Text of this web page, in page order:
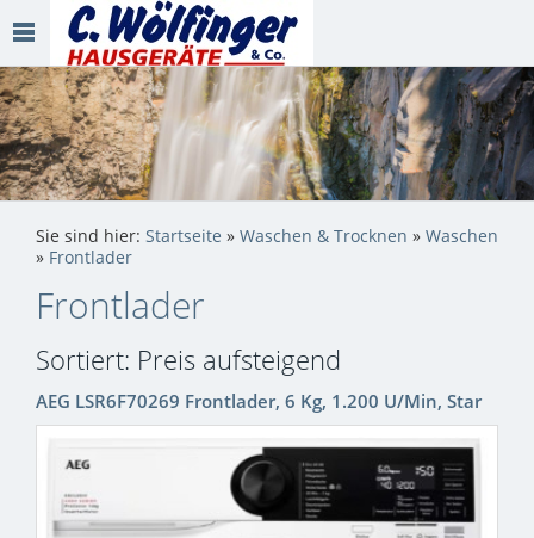
Sie sind hier: Startseite » Waschen & Trocknen » Waschen
» Frontlader
Frontlader
Sortiert: Preis aufsteigend
AEG LSR6F70269 Frontlader, 6 Kg, 1.200 U/Min, Star